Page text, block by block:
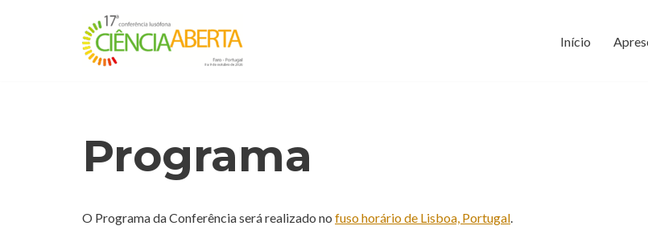
Início
Programa
O Programa da Conferência será realizado no fuso horário de Lisboa, Portugal.